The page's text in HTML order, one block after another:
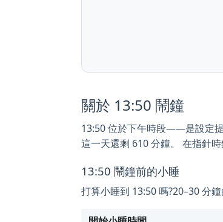
關於 13:50 鬧鐘
13:50 位於下午時段——是設定提
這一天還剩 610 分鐘。 在指針
13:50 鬧鐘前的小睡
打算小睡到 13:50 嗎?20–30 分